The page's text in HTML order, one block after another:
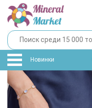
Новинки